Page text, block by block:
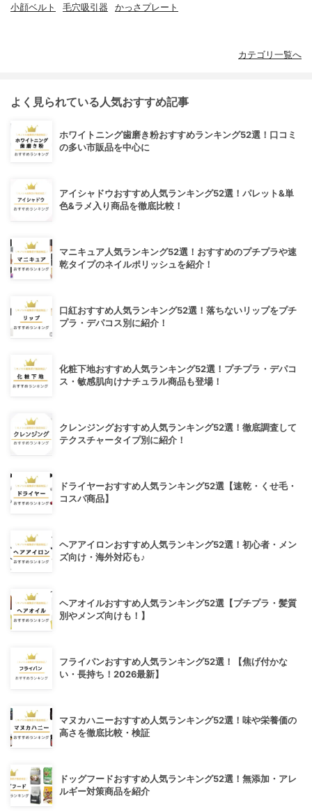
小顔ベルト 毛穴吸引器 かっさプレート
カテゴリ一覧へ
よく見られている人気おすすめ記事
ホワイトニング歯磨き粉おすすめランキング52選！口コミ
の多い市販品を中心に
アイシャドウおすすめ人気ランキング52選！パレット&単
色&ラメ入り商品を徹底比較！
マニキュア人気ランキング52選！おすすめのプチプラや速
乾タイプのネイルポリッシュを紹介！
口紅おすすめ人気ランキング52選！落ちないリップをプチ
プラ・デパコス別に紹介！
化粧下地おすすめ人気ランキング52選！プチプラ・デパコ
ス・敏感肌向けナチュラル商品も登場！
クレンジングおすすめ人気ランキング52選！徹底調査して
テクスチャータイプ別に紹介！
ドライヤーおすすめ人気ランキング52選【速乾・くせ毛・
コスパ商品】
ヘアアイロンおすすめ人気ランキング52選！初心者・メン
ズ向け・海外対応も♪
ヘアオイルおすすめ人気ランキング52選【プチプラ・髪質
別やメンズ向けも！】
フライパンおすすめ人気ランキング52選！【焦げ付かな
い・長持ち！2026最新】
マヌカハニーおすすめ人気ランキング52選！味や栄養価の
高さを徹底比較・検証
ドッグフードおすすめ人気ランキング52選！無添加・アレ
ルギー対策商品を紹介